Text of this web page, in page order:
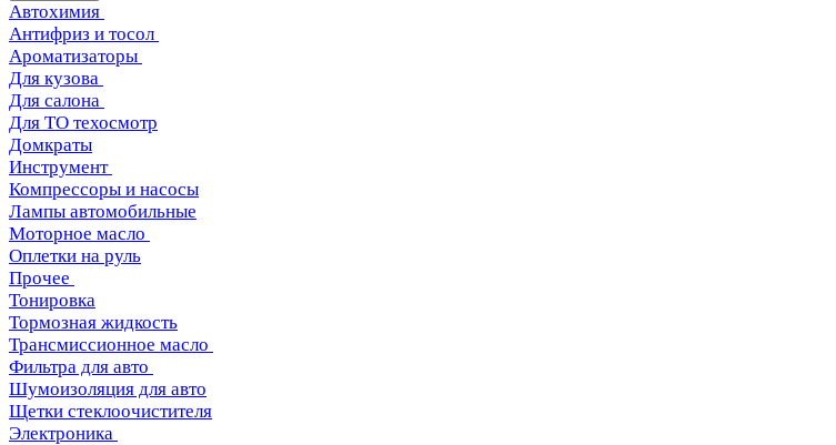
Автохимия
Антифриз и тосол
Ароматизаторы
Для кузова
Для салона
Для ТО техосмотр
Домкраты
Инструмент
Компрессоры и насосы
Лампы автомобильные
Моторное масло
Оплетки на руль
Прочее
Тонировка
Тормозная жидкость
Трансмиссионное масло
Фильтра для авто
Шумоизоляция для авто
Щетки стеклоочистителя
Электроника